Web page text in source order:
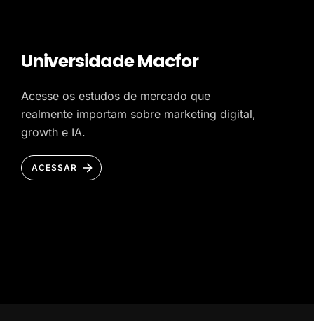
Universidade Macfor
Acesse os estudos de mercado que
realmente importam sobre marketing digital,
growth e IA.
ACESSAR